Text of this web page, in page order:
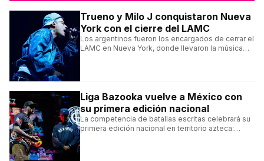
Trueno y Milo J conquistaron Nueva
York con el cierre del LAMC
Los argentinos fueron los encargados de cerrar el
LAMC en Nueva York, donde llevaron la música
Liga Bazooka vuelve a México con
su primera edición nacional
La competencia de batallas escritas celebrará su
primera edición nacional en territorio azteca: